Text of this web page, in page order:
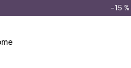
Doprava zdarma
–15